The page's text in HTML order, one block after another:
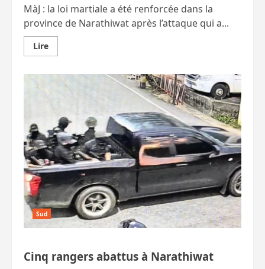
MàJ : la loi martiale a été renforcée dans la
province de Narathiwat après l’attaque qui a...
LireEn
savoir
martiale
Sud
après
l’attaque
meurtrière
Sud
Cinq rangers abattus à Narathiwat